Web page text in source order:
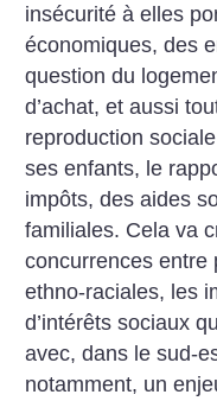
insécurité à elles
économiques, des
question du
d’achat, et aussi
reproduction
ses enfants, le
impôts, des aides
familiales. Cela va
concurrences entre
ethno-raciales, les
d’intérêts sociaux
avec, dans le sud-
notamment, un